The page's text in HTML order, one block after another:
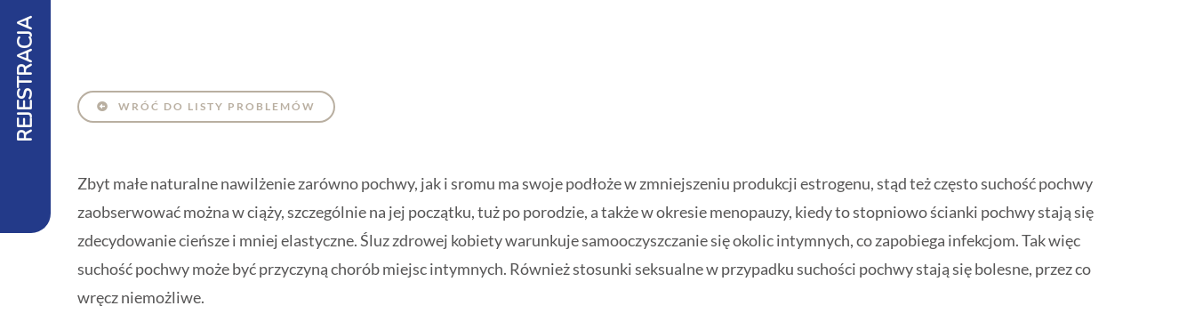
WRÓĆ DO LISTY PROBLEMÓW
Zbyt małe naturalne nawilżenie zarówno pochwy, jak i sromu ma swoje podłoże w zmniejszeniu produkcji estrogenu, stąd też często suchość pochwy
zaobserwować można w ciąży, szczególnie na jej początku, tuż po porodzie, a także w okresie menopauzy, kiedy to stopniowo ścianki pochwy stają się
zdecydowanie cieńsze i mniej elastyczne. Śluz zdrowej kobiety warunkuje samooczyszczanie się okolic intymnych, co zapobiega infekcjom. Tak więc
suchość pochwy może być przyczyną chorób miejsc intymnych. Również stosunki seksualne w przypadku suchości pochwy stają się bolesne, przez co
wręcz niemożliwe.
REJESTRACJA